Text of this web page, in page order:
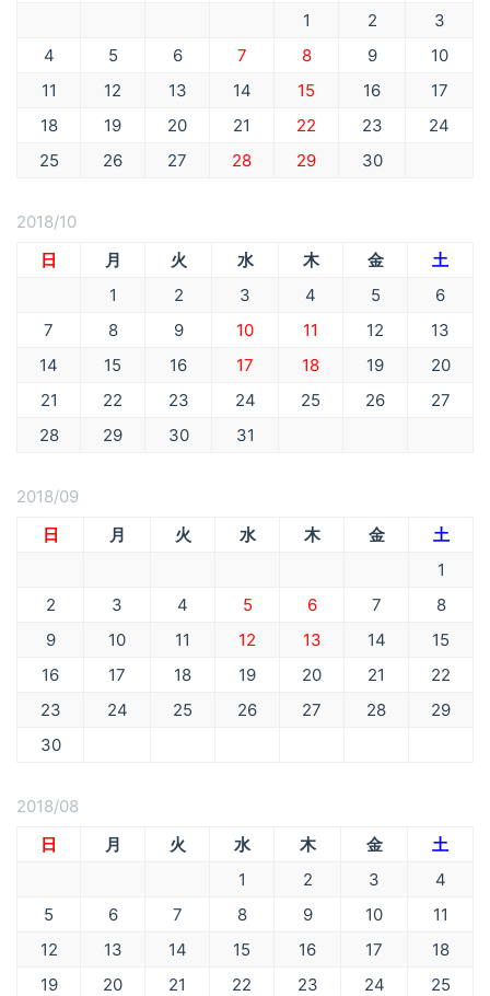
1 2
3
4
5 6 7 8 9
10
11
12 13 14 15 16
17
18
19 20 21 22 23
24
25
26 27 28 29 30
2018/10
日
月 火 水 木 金
土
1
2 3 4 5
6
7
8 9 10 11 12
13
14
15 16 17 18 19
20
21
22 23 24 25 26
27
28
29 30 31
2018/09
日
月 火 水 木 金
土
1
2
3 4 5 6 7
8
9
10 11 12 13 14
15
16
17 18 19 20 21
22
23
24 25 26 27 28
29
30
2018/08
日
月 火 水 木 金
土
1
2 3
4
5
6 7 8 9 10
11
12
13 14 15 16 17
18
19
20 21 22 23 24
25